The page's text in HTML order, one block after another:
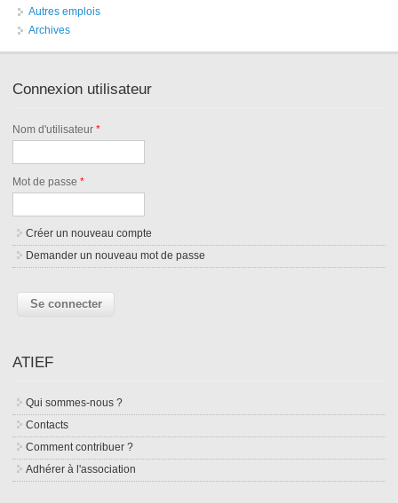
Autres emplois
Archives
Connexion utilisateur
Nom d'utilisateur*
Mot de passe*
Créer un nouveau compte
Demander un nouveau mot de passe
ATIEF
Qui sommes-nous ?
Contacts
Comment contribuer ?
Adhérer à l'association